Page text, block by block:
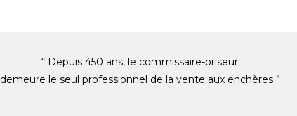
“ Depuis 450 ans, le commissaire-priseur
demeure le seul professionnel de la vente aux enchères ”